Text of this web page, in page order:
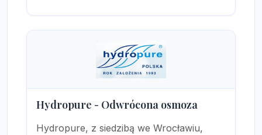
Hydropure - Odwrócona osmoza
Hydropure, z siedzibą we Wrocławiu,